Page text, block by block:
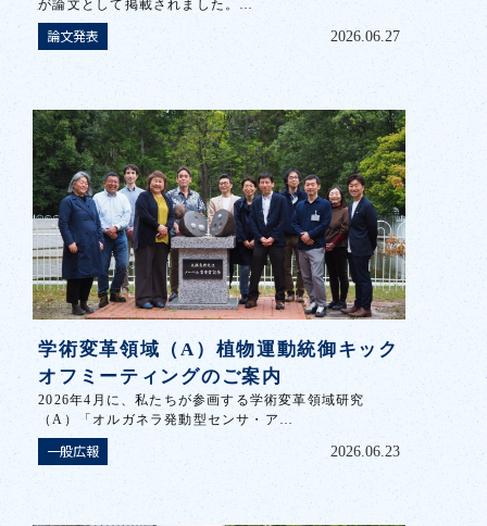
が論文として掲載されました。…
論文発表 2026.06.27
学術変革領域（A）植物運動統御キック
オフミーティングのご案内
2026年4月に、私たちが参画する学術変革領域研究
（A）「オルガネラ発動型センサ・ア…
一般広報 2026.06.23